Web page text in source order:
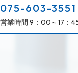
075-603-3551
営業時間 9：00～17：45